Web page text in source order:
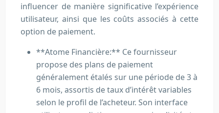
influencer de manière significative l’expérience
utilisateur, ainsi que les coûts associés à cette
option de paiement.
**Atome Financière:** Ce fournisseur
propose des plans de paiement
généralement étalés sur une période de 3 à
6 mois, assortis de taux d’intérêt variables
selon le profil de l’acheteur. Son interface